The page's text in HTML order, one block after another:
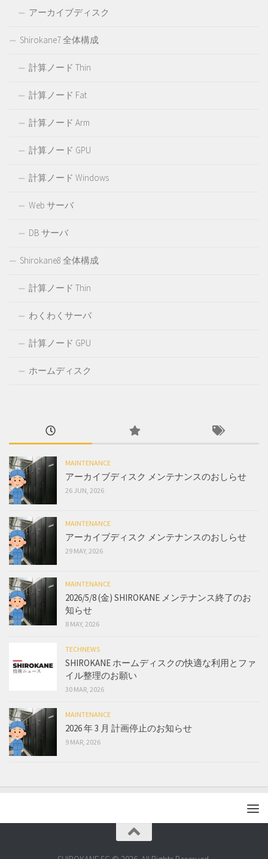
アーカイブディスク
Shirokane7 全体構成
計算ノード Thin
計算ノード Fat
計算ノード Arm
計算ノード GPU
計算ノード Windows
Web サーバ
DB サーバ
Shirokane8 全体構成
計算ノード Thin
わくわくサーバ
計算ノード GPU
ホームディスク
MAINTENANCE
アーカイブディスク メンテナンスのおしらせ
26 JUN, 2026
MAINTENANCE
アーカイブディスク メンテナンスのおしらせ
29 MAY, 2026
MAINTENANCE
2026/5/8 (金) SHIROKANE メンテナンス終了のお
知らせ
8 MAY, 2026
TECHNEWS
SHIROKANE ホームディスクの快適な利用とファ
イル整理のお願い
30 MAR, 2026
MAINTENANCE
2026 年 3 月 計画停止のお知らせ
9 MAR, 2026